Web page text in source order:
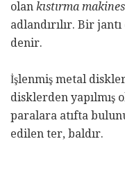
olan kıstırma
adlandırılır. Bir
denir.
İşlenmiş metal
disklerden yapılmış
paralara atıfta
edilen ter, baldır.